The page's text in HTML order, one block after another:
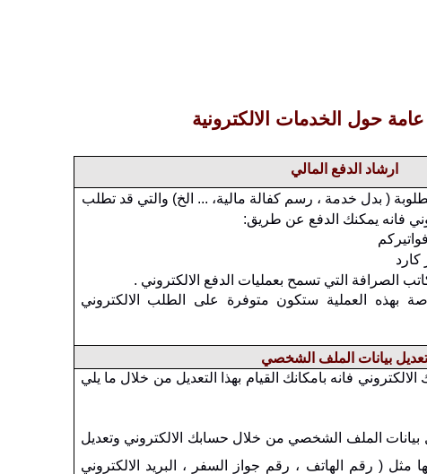
حول الخدمات الالكترونية
ارشاد الدفع المالي
( بدل خدمة ، رسم كفالة مالية، ... الخ) والتي قد تطلب
فانه يمكنك الدفع عن طريق:
الصرافة التي تسمح بعمليات الدفع الالكتروني .
بهذه العملية ستكون متوفرة على الطلب الالكتروني
تعديل بيانات الملف الشخصي
فانه بامكانك القيام بهذا التعديل من خلال ما يلي
بيانات الملف الشخصي من خلال حسابك الالكتروني وتعديل
مثل ( رقم الهاتف ، رقم جواز السفر ، البريد الالكتروني